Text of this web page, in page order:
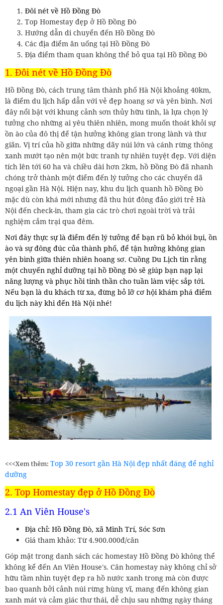
Đôi nét về Hồ Đồng Đò
Top Homestay đẹp ở Hồ Đồng Đò
Hướng dẫn di chuyển đến Hồ Đồng Đò
Các địa điểm ăn uống tại Hồ Đồng Đò
Địa điểm tham quan không thể bỏ qua tại Hồ Đồng Đò
1. Đôi nét về Hồ Đồng Đò
Hồ Đồng Đò, cách trung tâm thành phố Hà Nội khoảng 40km,
là điểm du lịch hấp dẫn với vẻ đẹp hoang sơ và yên bình. Nơi
đây nổi bật với khung cảnh sơn thủy hữu tình, là lựa chọn lý
tưởng cho những ai yêu thiên nhiên, mong muốn thoát khỏi sự
ồn ào của đô thị để tận hưởng không gian trong lành và thư
giãn. Vị trí của hồ giữa những dãy núi lớn và cánh rừng thông
xanh mướt tạo nên một bức tranh tự nhiên tuyệt đẹp. Với diện
tích lên tới 60 ha và chiều dài hơn 2km, hồ Đồng Đò đã nhanh
chóng trở thành một điểm đến lý tưởng cho các chuyến dã
ngoại gần Hà Nội. Hiện nay, khu du lịch quanh hồ Đồng Đò
mặc dù còn khá mới nhưng đã thu hút đông đảo giới trẻ Hà
Nội đến check-in, tham gia các trò chơi ngoài trời và trải
nghiệm cắm trại qua đêm.
Nơi đây thực sự là điểm đến lý tưởng để bạn rũ bỏ khói bụi, ồn
ào và sự đông đúc của thành phố, để tận hưởng không gian
yên bình giữa thiên nhiên hoang sơ. Cuồng Du Lịch tin rằng
một chuyến nghỉ dưỡng tại hồ Đồng Đò sẽ giúp bạn nạp lại
năng lượng và phục hồi tinh thần cho tuần làm việc sắp tới.
Nếu bạn là du khách từ xa, đừng bỏ lỡ cơ hội khám phá điểm
du lịch này khi đến Hà Nội nhé!
<<<Xem thêm: Top 30 resort gần Hà Nội đẹp nhất đáng để nghỉ
dưỡng
2. Top Homestay đẹp ở Hồ Đồng Đò
2.1 An Viên House's
Địa chỉ: Hồ Đồng Đò, xã Minh Trí, Sóc Sơn
Giá tham khảo: Từ 4.900.000đ/căn
Góp mặt trong danh sách các homestay Hồ Đồng Đò không thể
không kể đến An Viên House's. Căn homestay này không chỉ sở
hữu tầm nhìn tuyệt đẹp ra hồ nước xanh trong mà còn được
bao quanh bởi cảnh núi rừng hùng vĩ, mang đến không gian
xanh mát và cảm giác thư thái, dễ chịu sau những ngày tháng